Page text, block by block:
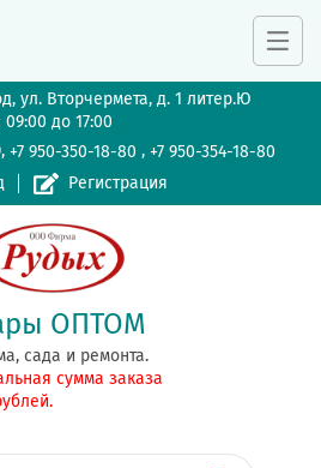
ул. Вторчермета, д. 1 литер.Ю
09:00 до 17:00
,+7 950-350-18-80 ,+7 950-354-18-80
Регистрация
ОПТОМ
сада и ремонта.
сумма заказа